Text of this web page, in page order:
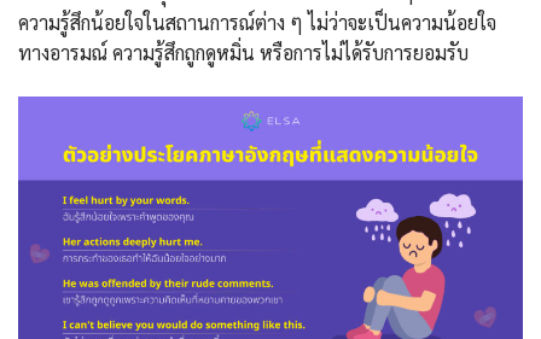
ความรู้สึกน้อยใจในสถานการณ์ต่าง ๆ ไม่ว่าจะเป็นความน้อยใจ
ทางอารมณ์ ความรู้สึกถูกดูหมิ่น หรือการไม่ได้รับการยอมรับ